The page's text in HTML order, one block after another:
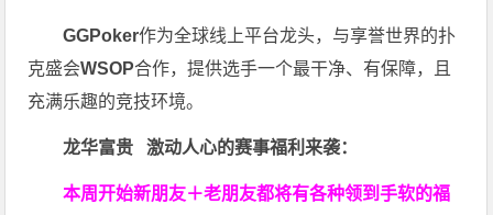
GGPoker作为全球线上平台龙头，与享誉世界的扑
克盛会WSOP合作，提供选手一个最干净、有保障，且
充满乐趣的竞技环境。
龙华富贵 激动人心的赛事福利来袭：
本周开始新朋友＋老朋友都将有各种领到手软的福